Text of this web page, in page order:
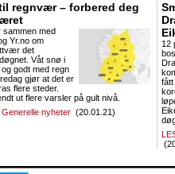
regnvær – forbered deg
sammen med
Yr.no om
det
Våt snø i
godt med regn
gjør at det er
flere steder.
ut flere varsler på gult nivå.
Generelle nyheter (20.01.21)
12